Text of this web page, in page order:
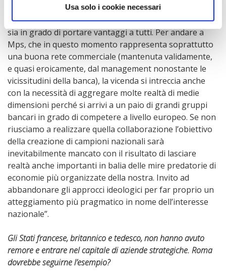
Usa solo i cookie necessari
eccezionale di contratti: questa è la dimostrazione di
come lagiusta collaborazione fra pubblico e privato
sia in grado di portare vantaggi a tutti. Per andare a
Mps, che in questo momento rappresenta soprattutto
una buona rete commerciale (mantenuta validamente,
e quasi eroicamente, dal management nonostante le
vicissitudini della banca), la vicenda si intreccia anche
con la necessità di aggregare molte realtà di medie
dimensioni perché si arrivi a un paio di grandi gruppi
bancari in grado di competere a livello europeo. Se non
riusciamo a realizzare quella collaborazione l’obiettivo
della creazione di campioni nazionali sarà
inevitabilmente mancato con il risultato di lasciare
realtà anche importanti in balia delle mire predatorie di
economie più organizzate della nostra. Invito ad
abbandonare gli approcci ideologici per far proprio un
atteggiamento più pragmatico in nome dell’interesse
nazionale”.
Gli Stati francese, britannico e tedesco, non hanno avuto
remore e entrare nel capitale di aziende strategiche. Roma
dovrebbe seguirne l’esempio?